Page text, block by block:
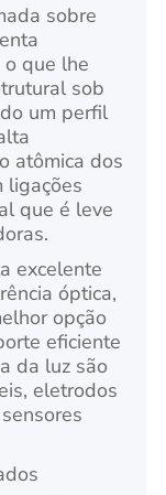
sobre
o que lhe
sob
um perfil
atômica dos
ligações
que é leve
excelente
óptica,
opção
eficiente
da luz são
eletrodos